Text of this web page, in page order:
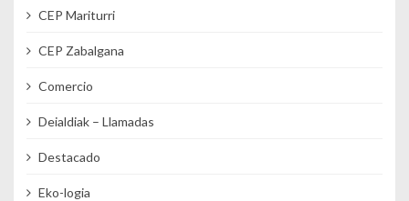
CEP Mariturri
CEP Zabalgana
Comercio
Deialdiak – Llamadas
Destacado
Eko-logia